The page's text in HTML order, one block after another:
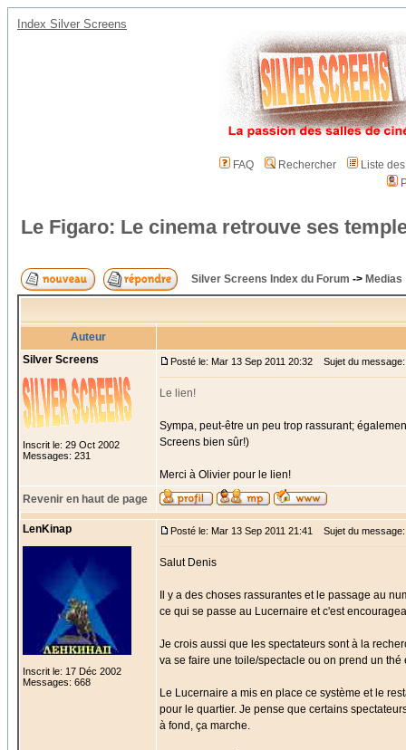
Index Silver Screens
FAQ Rechercher
Liste
Le Figaro: Le cinema retrouve ses
Silver Screens Index du Forum -> Medias
Auteur
Silver Screens
Inscrit le: 29 Oct 2002
Messages: 231
Posté le: Mar 13 Sep 2011 20:32 Sujet du
Le lien!
Sympa, peut-être un peu trop rassurant;
Screens bien sûr!)
Merci à Olivier pour le lien!
Revenir en haut de page
LenKinap
Inscrit le: 17 Déc 2002
Messages: 668
Posté le: Mar 13 Sep 2011 21:41 Sujet du message:
Salut Denis
Il y a des choses rassurantes et le passage au
ce qui se passe au Lucernaire et c'est
Je crois aussi que les spectateurs sont à la
va se faire une toile/spectacle ou on prend un thé
Le Lucernaire a mis en place ce système et le
pour le quartier. Je pense que certains
à fond, ça marche.